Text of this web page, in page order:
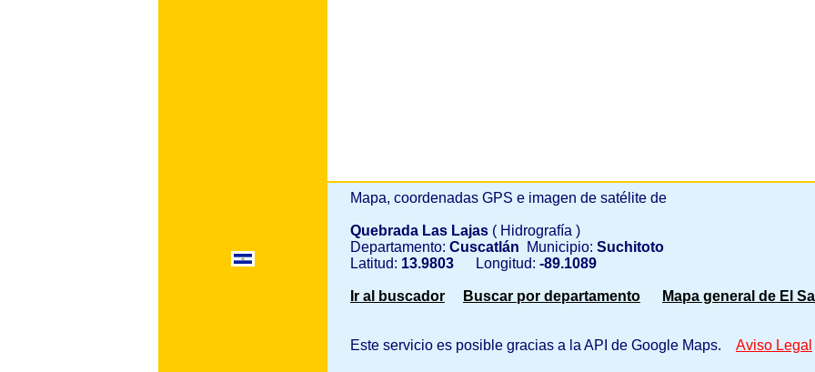
Mapa, coordenadas GPS e imagen de satélite de
Quebrada Las Lajas ( Hidrografía )
Departamento: Cuscatlán Municipio: Suchitoto
Latitud: 13.9803 Longitud: -89.1089
Ir al buscador Buscar por departamento Mapa general de El
Este servicio es posible gracias a la API de Google Maps. Aviso Legal